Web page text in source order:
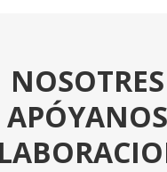
NOSOTRES
APÓYANOS